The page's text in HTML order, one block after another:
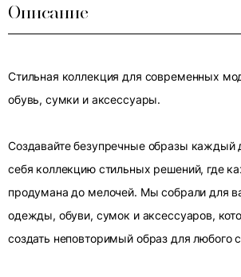
Описание
Стильная коллекция для современных
обувь, сумки и аксессуары.
Создавайте безупречные образы каждый
себя коллекцию стильных решений, где
продумана до мелочей. Мы собрали для
одежды, обуви, сумок и аксессуаров,
создать неповторимый образ для любого